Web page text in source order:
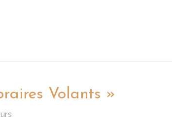
Volants »